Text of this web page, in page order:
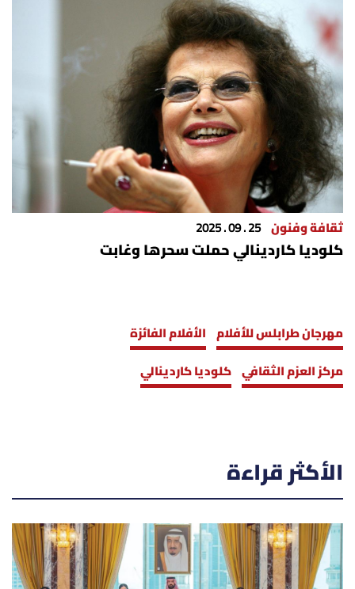
ثقافة وفنون 25 . 09 . 2025
كلوديا كاردينالي حملت سحرها وغابت
مهرجان طرابلس للأفلام الأفلام الفائزة
مركز العزم الثقافي كلوديا كاردينالي
الأكثر قراءة